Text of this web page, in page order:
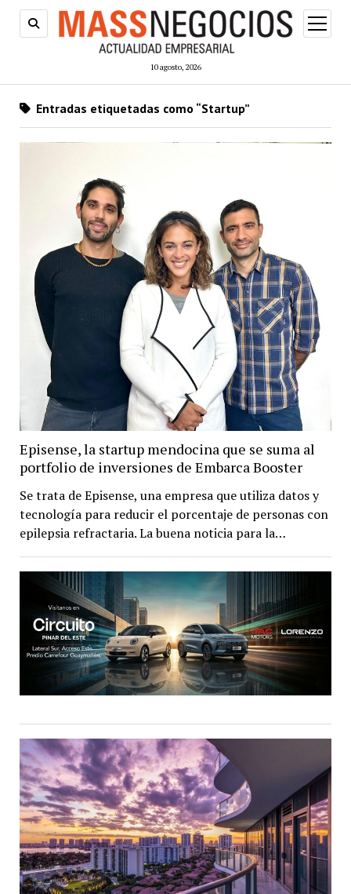
10 agosto, 2026
abrir
menú
Entradas etiquetadas como “Startup”
Episense, la startup mendocina que se suma al
portfolio de inversiones de Embarca Booster
Se trata de Episense, una empresa que utiliza datos y
tecnología para reducir el porcentaje de personas con
epilepsia refractaria. La buena noticia para la…